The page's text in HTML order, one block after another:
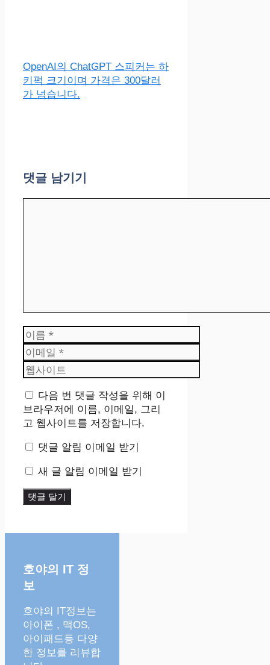
OpenAI의 ChatGPT 스피커는 하
키퍽 크기이며 가격은 300달러
가 넘습니다.
댓글 남기기
이
름
이
메
일
웹
사
이
트
다음 번 댓글 작성을 위해 이
브라우저에 이름, 이메일, 그리
고 웹사이트를 저장합니다.
댓글 알림 이메일 받기
새 글 알림 이메일 받기
호야의 IT 정
보
호야의 IT정보는
아이폰 , 맥OS,
아이패드등 다양
한 정보를 리뷰합